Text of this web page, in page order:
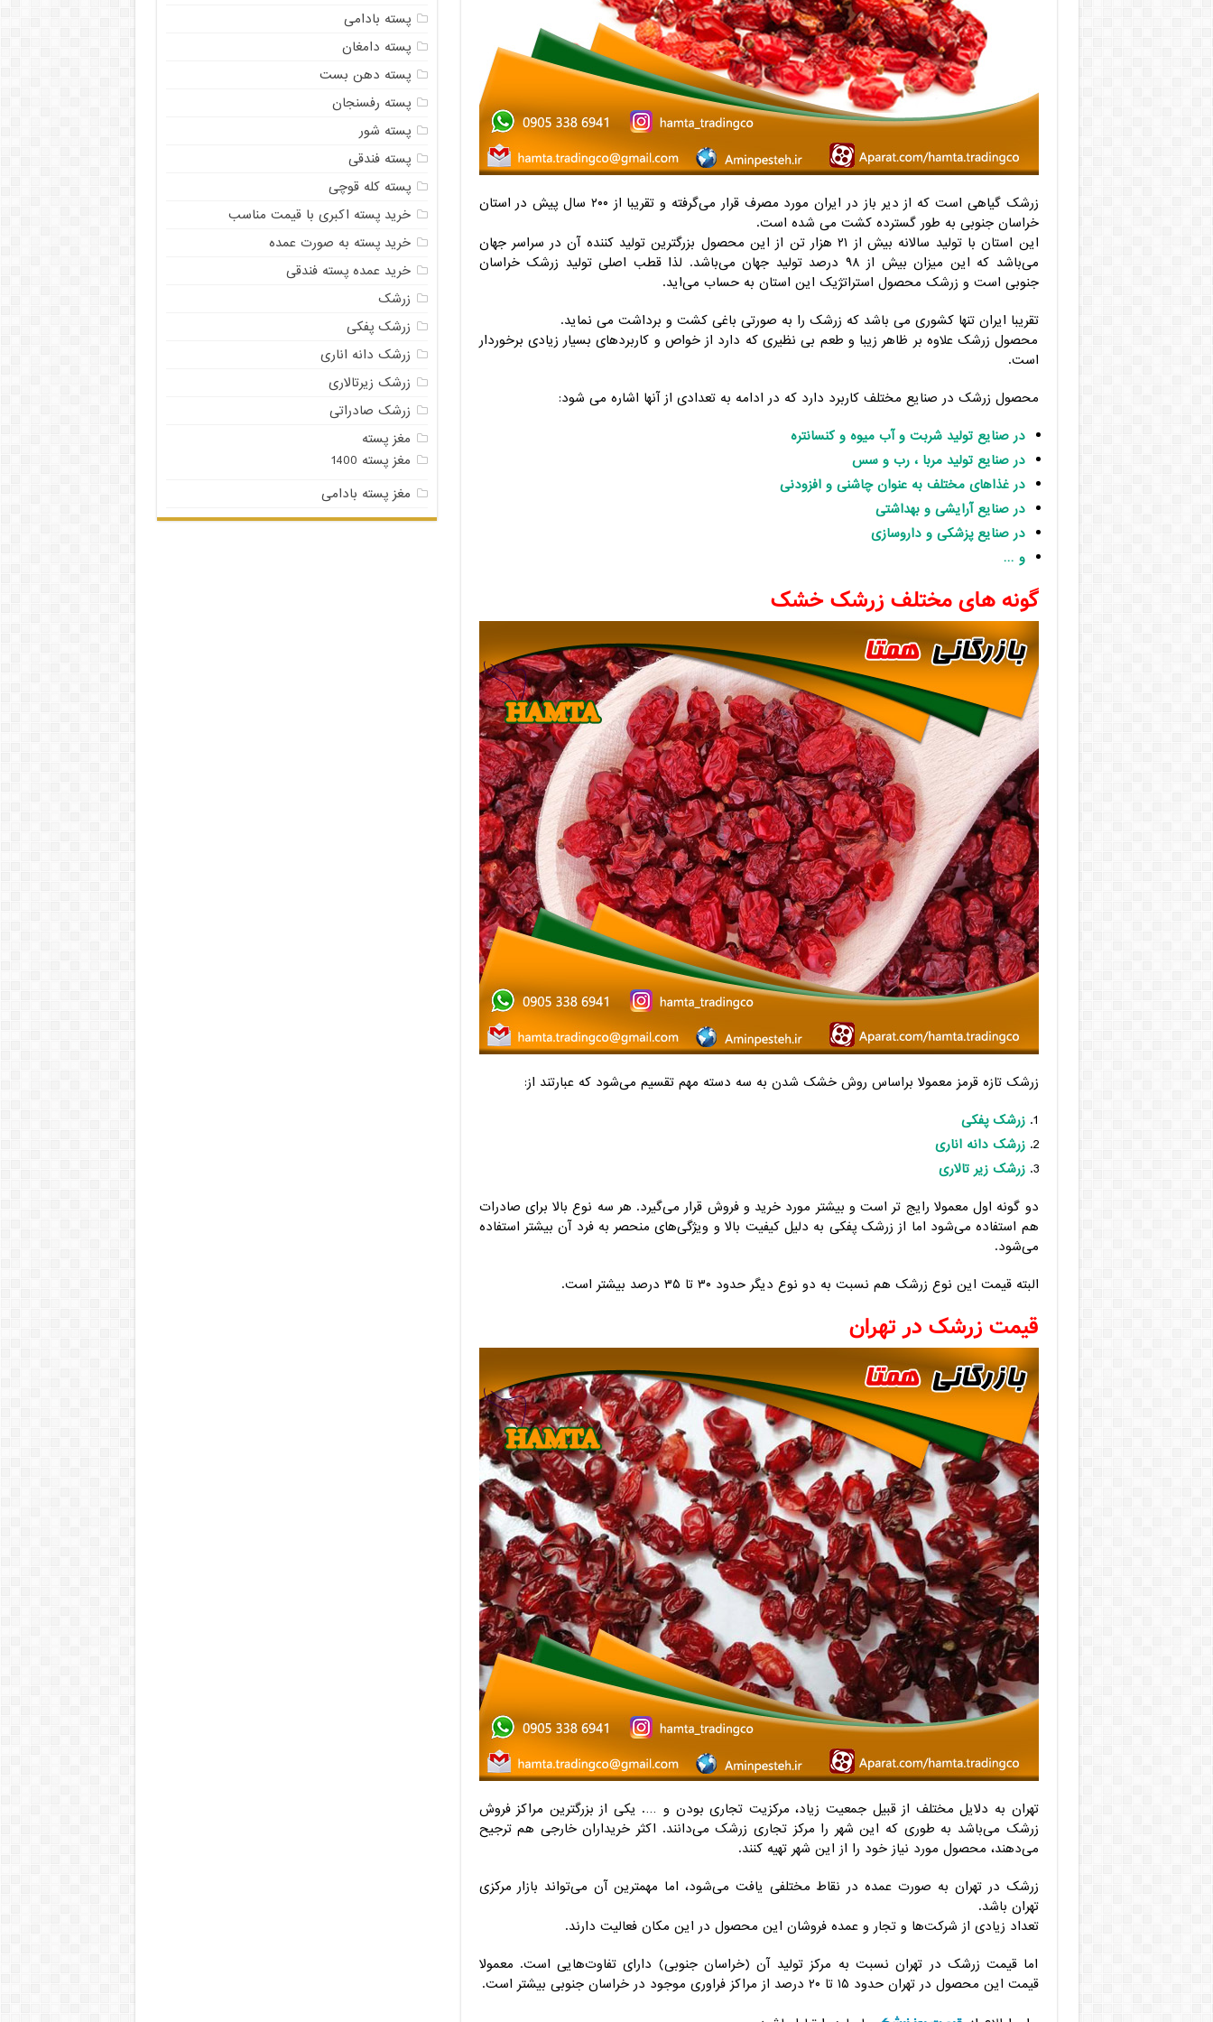
زرشک گیاهی است که از دیر باز در ایران مورد مصرف قرار می‌گرفته و تقریبا از ۲۰۰ سال پیش در استان
خراسان جنوبی به طور گسترده کشت می شده است.
این استان با تولید سالانه بیش از ۲۱ هزار تن از این محصول بزرگترین تولید کننده آن در سراسر جهان
می‌باشد که این میزان بیش از ۹۸ درصد تولید جهان می‌باشد. لذا قطب اصلی تولید زرشک خراسان
جنوبی است و زرشک محصول استراتژیک این استان به حساب می‌اید.
تقریبا ایران تنها کشوری می باشد که زرشک را به صورتی باغی کشت و برداشت می نماید.
محصول زرشک علاوه بر ظاهر زیبا و طعم بی نظیری که دارد از خواص و کاربردهای بسیار زیادی برخوردار
است.
محصول زرشک در صنایع مختلف کاربرد دارد که در ادامه به تعدادی از آنها اشاره می شود:
در صنایع تولید شربت و آب میوه و کنسانتره
در صنایع تولید مربا ، رب و سس
در غذاهای مختلف به عنوان چاشنی و افزودنی
در صنایع آرایشی و بهداشتی
در صنایع پزشکی و داروسازی
و …
گونه های مختلف زرشک خشک
زرشک تازه قرمز معمولا براساس روش خشک شدن به سه دسته مهم تقسیم می‌شود که عبارتند از:
زرشک پفکی
زرشک دانه اناری
زرشک زیر تالاری
دو گونه اول معمولا رایج تر است و بیشتر مورد خرید و فروش قرار می‌گیرد. هر سه نوع بالا برای صادرات
هم استفاده می‌شود اما از زرشک پفکی به دلیل کیفیت بالا و ویژگی‌های منحصر به فرد آن بیشتر استفاده
می‌شود.
البته قیمت این نوع زرشک هم نسبت به دو نوع دیگر حدود ۳۰ تا ۳۵ درصد بیشتر است.
قیمت زرشک در تهران
تهران به دلایل مختلف از قبیل جمعیت زیاد، مرکزیت تجاری بودن و …. یکی از بزرگترین مراکز فروش
زرشک می‌باشد به طوری که این شهر را مرکز تجاری زرشک می‌دانند. اکثر خریداران خارجی هم ترجیح
می‌دهند، محصول مورد نیاز خود را از این شهر تهیه کنند.
زرشک در تهران به صورت عمده در نقاط مختلفی یافت می‌شود، اما مهمترین آن می‌تواند بازار مرکزی
تهران باشد.
تعداد زیادی از شرکت‌ها و تجار و عمده فروشان این محصول در این مکان فعالیت دارند.
اما قیمت زرشک در تهران نسبت به مرکز تولید آن (خراسان جنوبی) دارای تفاوت‌هایی است. معمولا
قیمت این محصول در تهران حدود ۱۵ تا ۲۰ درصد از مراکز فراوری موجود در خراسان جنوبی بیشتر است.
پسته بادامی
پسته دامغان
پسته دهن بست
پسته رفسنجان
پسته شور
پسته فندقی
پسته کله قوچی
خرید پسته اکبری با قیمت مناسب
خرید پسته به صورت عمده
خرید عمده پسته فندقی
زرشک
زرشک پفکی
زرشک دانه اناری
زرشک زیرتالاری
زرشک صادراتی
مغز پسته
مغز پسته 1400
مغز پسته بادامی